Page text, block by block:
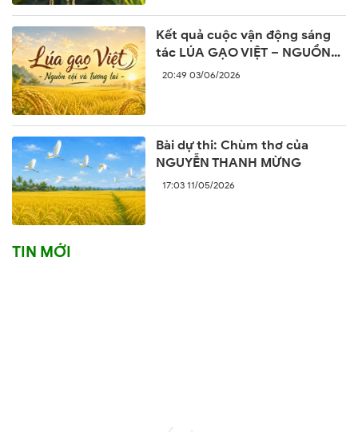
Kết quả cuộc vận động sáng
tác LÚA GẠO VIỆT – NGUỒN
CỘI VÀ TƯƠNG LAI
20:49 03/06/2026
Bài dự thi: Chùm thơ của
NGUYỄN THANH MỪNG
17:03 11/05/2026
TIN MỚI